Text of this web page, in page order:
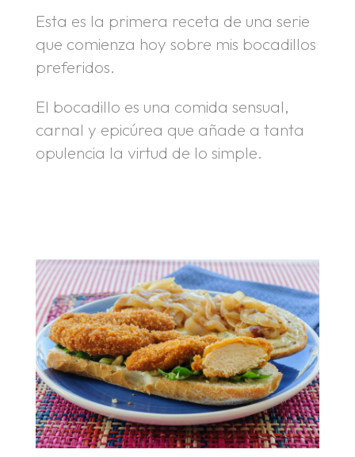
Esta es la primera receta de una serie
que comienza hoy sobre mis bocadillos
preferidos.
El bocadillo es una comida sensual,
carnal y epicúrea que añade a tanta
opulencia la virtud de lo simple.